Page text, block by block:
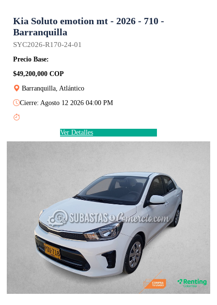
Kia Soluto emotion mt - 2026 - 710 -
Barranquilla
SYC2026-R170-24-01
Precio Base:
$49,200,000 COP
Barranquilla, Atlántico
Cierre: Agosto 12 2026 04:00 PM
Ver Detalles